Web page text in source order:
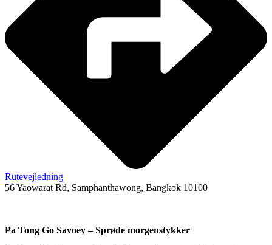
Rutevejledning
56 Yaowarat Rd, Samphanthawong, Bangkok 10100
Pa Tong Go Savoey – Sprøde morgenstykker